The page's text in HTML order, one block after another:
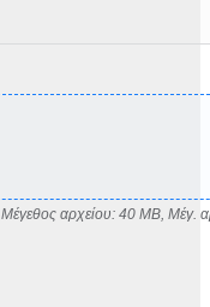
αρχείου: 40 MB, Μέγ.